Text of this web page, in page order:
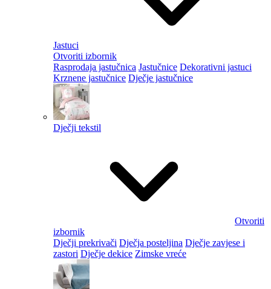
Jastuci
Otvoriti izbornik
Rasprodaja jastučnica Jastučnice Dekorativni jastuci
Krznene jastučnice Dječje jastučnice
Dječji tekstil
Otvoriti
izbornik
Dječji prekrivači Dječja posteljina Dječje zavjese i
zastori Dječje dekice Zimske vreće